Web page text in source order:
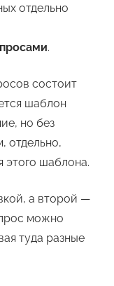
отдельно
.
состоит
шаблон
но без
отдельно,
этого шаблона.
а второй —
можно
туда разные